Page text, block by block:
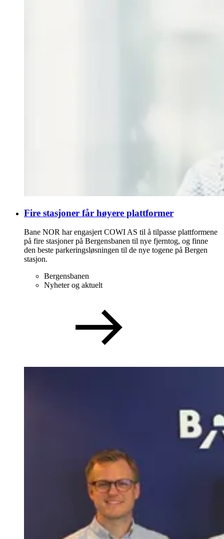
Fire stasjoner får høyere plattformer
Bane NOR har engasjert COWI AS til å tilpasse plattformene
på fire stasjoner på Bergensbanen til nye fjerntog, og finne
den beste parkeringsløsningen til de nye togene på Bergen
stasjon.
Bergensbanen
Nyheter og aktuelt